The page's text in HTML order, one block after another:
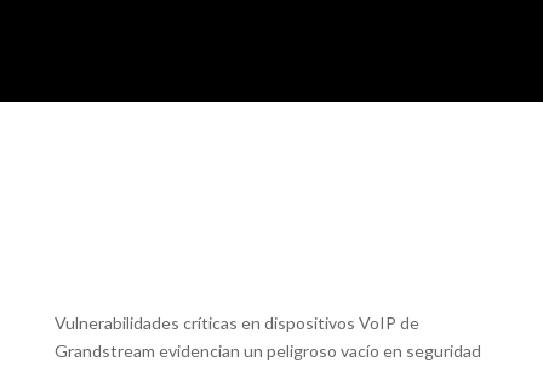
Vulnerabilidades críticas en dispositivos VoIP de
Grandstream evidencian un peligroso vacío en seguridad